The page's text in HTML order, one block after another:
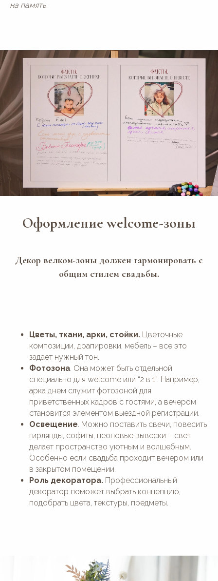
на память.
Оформление welcome-зоны
Декор велком-зоны должен гармонировать с
общим стилем свадьбы.
Цветы, ткани, арки, стойки. Цветочные
композиции, драпировки, мебель – все это
задает нужный тон.
Фотозона . Она может быть отдельной
специально для welcome или “2 в 1”. Например,
арка днем служит фотозоной для
приветственных кадров с гостями, а вечером
становится элементом выездной регистрации.
Освещение . Можно поставить свечи, повесить
гирлянды, софиты, неоновые вывески – свет
делает пространство уютным и волшебным.
Особенно если свадьба проходит вечером или
в закрытом помещении.
Роль декоратора. Профессиональный
декоратор поможет выбрать концепцию,
подобрать цвета, текстуры, предметы.